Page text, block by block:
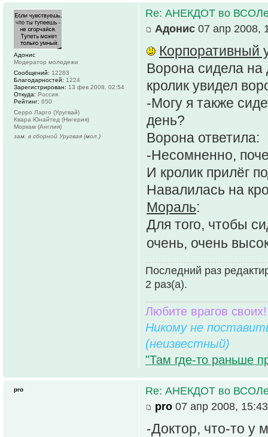
Re: АНЕКДОТ во
Адонис 07 апр 2008,
Корпоративный
Ворона сидела на
кролик увидел
-Могу я также
день?
Ворона ответила:
-Несомненно,
И кролик прилёг
Навалилась на
Мораль:
Для того, чтобы
очень, очень
Последний раз
2 раз(а).
Любите врагов
Никому не
(неизвестный)
"Там где-то раньше
Адонис
Модератор молодежи
Сообщений: 12283
Благодарностей: 1224
Зарегистрирован: 13 фев 2008, 02:54
Откуда: Россия
Рейтинг: 650
Серро Ларго (Уругвай)
Квара Юнайтед (Нигерия)
Моркам (Англия)
зам. в сборной Уругвая (мол.)
Re: АНЕКДОТ во
pro 07 апр 2008, 15:43
-Доктор, что-то у
pro